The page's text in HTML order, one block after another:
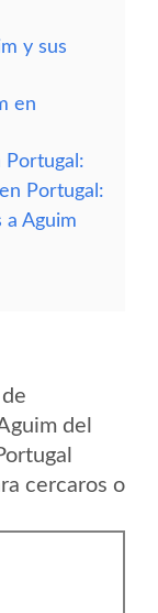
y sus
en
Portugal:
Portugal:
a Aguim
del
cercaros o